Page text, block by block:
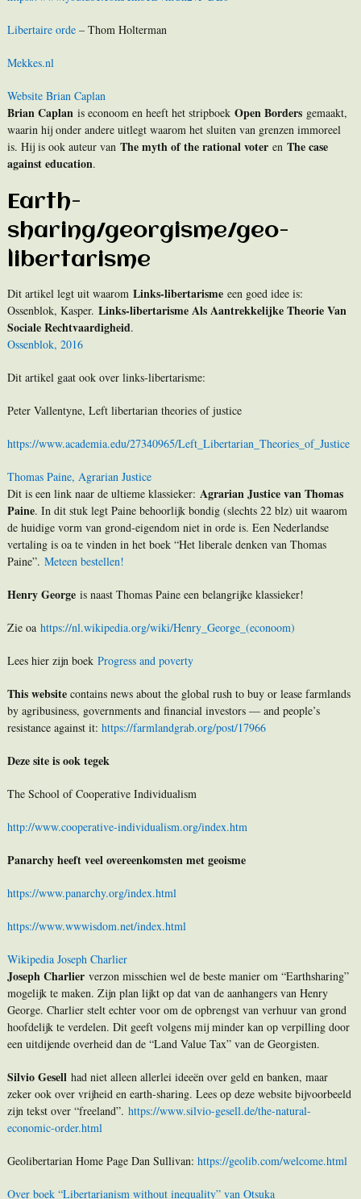
Libertaire orde– Thom Holterman
Mekkes.nl
Website Brian Caplan
Brian Caplanis econoom en heeft het stripboek Open Bordersgemaakt,
waarin hij onder andere uitlegt waarom het sluiten van grenzen immoreel
is. Hij is ook auteur van The myth of the rational voteren The case
against education.
Earth-
sharing/georgisme/geo-
libertarisme
Dit artikel legt uit waarom Links-libertarismeeen goed idee is:
Ossenblok, Kasper. Links-libertarisme Als Aantrekkelijke Theorie Van
Sociale Rechtvaardigheid.
Ossenblok, 2016
Dit artikel gaat ook over links-libertarisme:
Peter Vallentyne, Left libertarian theories of justice
https://www.academia.edu/27340965/Left_Libertarian_Theories_of_Justice
Thomas Paine, Agrarian Justice
Dit is een link naar de ultieme klassieker: Agrarian Justice van Thomas
Paine. In dit stuk legt Paine behoorlijk bondig (slechts 22 blz) uit waarom
de huidige vorm van grond-eigendom niet in orde is. Een Nederlandse
vertaling is oa te vinden in het boek “Het liberale denken van Thomas
Paine”. Meteen bestellen!
Henry Georgeis naast Thomas Paine een belangrijke klassieker!
Zie oa https://nl.wikipedia.org/wiki/Henry_George_(econoom)
Lees hier zijn boek Progress and poverty
This websitecontains news about the global rush to buy or lease farmlands
by agribusiness, governments and financial investors — and people’s
resistance against it: https://farmlandgrab.org/post/17966
Deze site is ook tegek
The School of Cooperative Individualism
http://www.cooperative-individualism.org/index.htm
Panarchy heeft veelovereenkomsten met geoisme
https://www.panarchy.org/index.html
https://www.wwwisdom.net/index.html
Wikipedia Joseph Charlier
Joseph Charlierverzon misschien wel de beste manier om “Earthsharing”
mogelijk te maken. Zijn plan lijkt op dat van de aanhangers van Henry
George. Charlier stelt echter voor om de opbrengst van verhuur van grond
hoofdelijk te verdelen. Dit geeft volgens mij minder kan op verpilling door
een uitdijende overheid dan de “Land Value Tax” van de Georgisten.
Silvio Gesellhad niet alleen allerlei ideeën over geld en banken, maar
zeker ook over vrijheid en earth-sharing. Lees op deze website bijvoorbeeld
zijn tekst over “freeland”. https://www.silvio-gesell.de/the-natural-
economic-order.html
Geolibertarian Home Page Dan Sullivan: https://geolib.com/welcome.html
Over boek “Libertarianism without inequality” van Otsuka